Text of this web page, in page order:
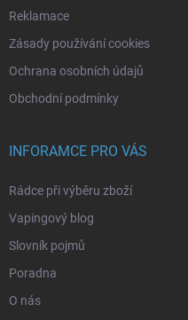
Reklamace
Zásady používání cookies
Ochrana osobních údajů
Obchodní podmínky
INFORAMCE PRO VÁS
Rádce při výběru zboží
Vapingový blog
Slovník pojmů
Poradna
O nás